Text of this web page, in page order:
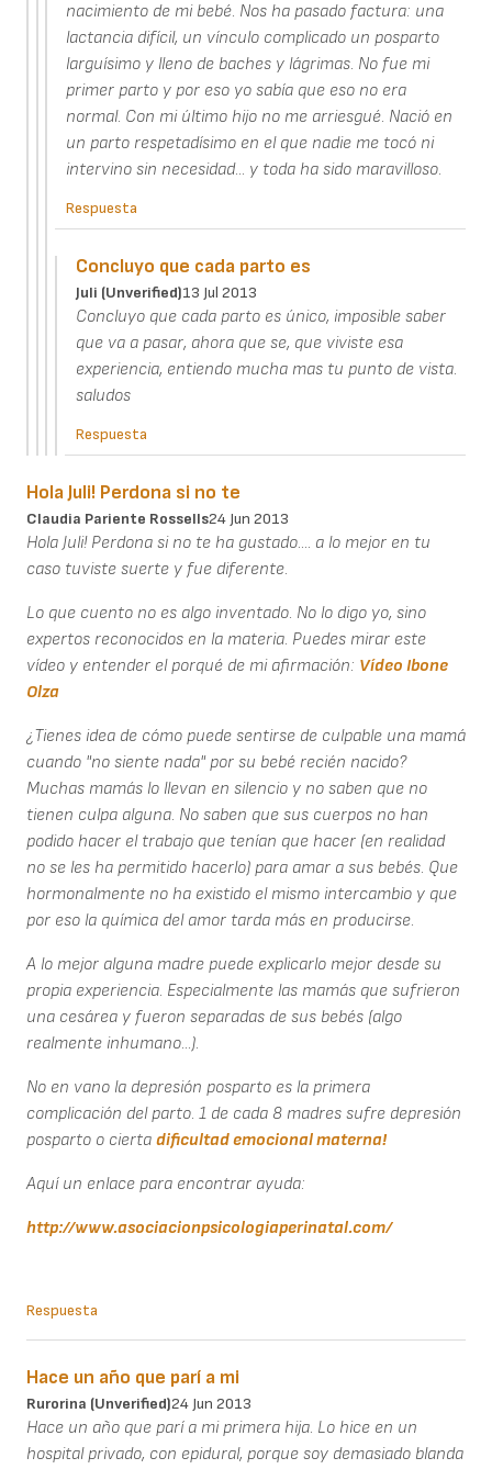
nacimiento de mi bebé. Nos ha pasado factura: una
lactancia difícil, un vínculo complicado un posparto
larguísimo y lleno de baches y lágrimas. No fue mi
primer parto y por eso yo sabía que eso no era
normal. Con mi último hijo no me arriesgué. Nació en
un parto respetadísimo en el que nadie me tocó ni
intervino sin necesidad... y toda ha sido maravilloso.
Respuesta
Concluyo que cada parto es
Juli (unverified)13 Jul 2013
Concluyo que cada parto es único, imposible saber
que va a pasar, ahora que se, que viviste esa
experiencia, entiendo mucha mas tu punto de vista.
saludos
Respuesta
Hola Juli! Perdona si no te
Claudia Pariente Rossells24 Jun 2013
Hola Juli! Perdona si no te ha gustado.... a lo mejor en tu
caso tuviste suerte y fue diferente.
Lo que cuento no es algo inventado. No lo digo yo, sino
expertos reconocidos en la materia. Puedes mirar este
vídeo y entender el porqué de mi afirmación: Vídeo Ibone
Olza
¿Tienes idea de cómo puede sentirse de culpable una mamá
cuando "no siente nada" por su bebé recién nacido?
Muchas mamás lo llevan en silencio y no saben que no
tienen culpa alguna. No saben que sus cuerpos no han
podido hacer el trabajo que tenían que hacer (en realidad
no se les ha permitido hacerlo) para amar a sus bebés. Que
hormonalmente no ha existido el mismo intercambio y que
por eso la química del amor tarda más en producirse.
A lo mejor alguna madre puede explicarlo mejor desde su
propia experiencia. Especialmente las mamás que sufrieron
una cesárea y fueron separadas de sus bebés (algo
realmente inhumano...).
No en vano la depresión posparto es la primera
complicación del parto. 1 de cada 8 madres sufre depresión
posparto o cierta dificultad emocional materna!
Aquí un enlace para encontrar ayuda:
http://www.asociacionpsicologiaperinatal.com/
Respuesta
Hace un año que parí a mi
Rurorina (unverified)24 Jun 2013
Hace un año que parí a mi primera hija. Lo hice en un
hospital privado, con epidural, porque soy demasiado blanda